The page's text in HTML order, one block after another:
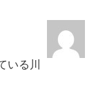
いる川